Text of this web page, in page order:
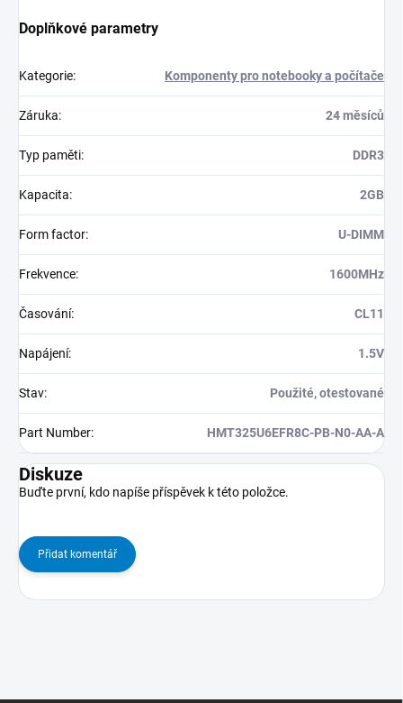
Doplňkové parametry
Kategorie: Komponenty pro notebooky a počítače
Záruka: 24 měsíců
Typ paměti: DDR3
Kapacita: 2GB
Form factor: U-DIMM
Frekvence: 1600MHz
Časování: CL11
Napájení: 1.5V
Stav: Použité, otestované
Part Number: HMT325U6EFR8C-PB-N0-AA-A
Diskuze
Buďte první, kdo napíše příspěvek k této položce.
Přidat komentář